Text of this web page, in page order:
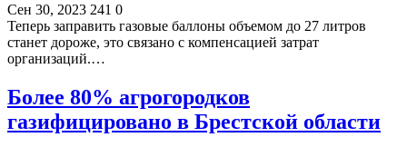
Сен 30, 2023 241 0
Теперь заправить газовые баллоны объемом до 27 литров
станет дороже, это связано с компенсацией затрат
организаций.…
Более 80% агрогородков
газифицировано в Брестской области